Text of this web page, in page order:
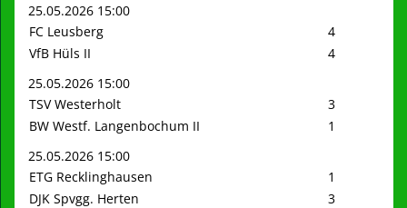
25.05.2026 15:00
FC Leusberg
4
VfB Hüls II
4
25.05.2026 15:00
TSV Westerholt
3
BW Westf. Langenbochum II
1
25.05.2026 15:00
ETG Recklinghausen
1
DJK Spvgg. Herten
3